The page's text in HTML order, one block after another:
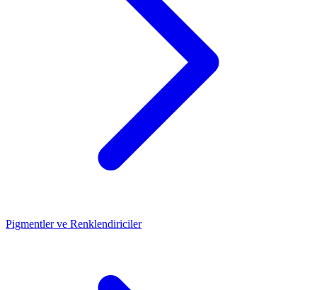
Pigmentler ve Renklendiriciler